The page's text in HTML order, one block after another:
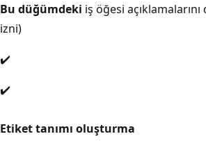
Bu düğümdeki iş öğesi
izni)
✔️
✔️
Etiket tanımı oluşturma